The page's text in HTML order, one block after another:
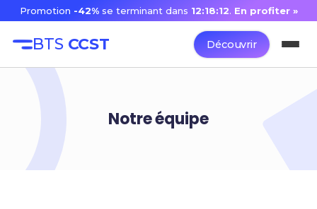
Promotion -42%se terminant dans 12:18:12. En profiter »
BTS CCST Découvrir
Notre équipe